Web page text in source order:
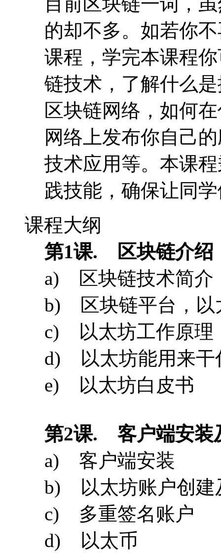
区块链网络，如何
网络上发布你自己
技术应用等。本课
践技能，确保让同
课程大纲
第1课. 区块链介绍
a) 区块链技术简介
b) 区块链平台，以
c) 以太坊工作原理
d) 以太坊能用来干
e) 以太坊白皮书
第 课. 客户端安装
a) 客户端安装
b) 以太坊账户创建
d) 以太币
第 课. 以太坊网络
a) 以太网网络类型
b) 构建本地私有网